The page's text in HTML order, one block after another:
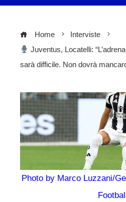
Home
Interviste
Juventus, Locatelli:
sarà difficile. Non dovrà
Photo by Marco Luzzani/
Football